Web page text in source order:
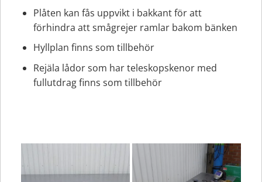
Plåten kan fås uppvikt i bakkant för att
förhindra att smågrejer ramlar bakom bänken
Hyllplan finns som tillbehör
Rejäla lådor som har teleskopskenor med
fullutdrag finns som tillbehör